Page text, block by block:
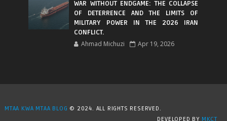
WAR WITHOUT ENDGAME: THE COLLAPSE
OF DETERRENCE AND THE LIMITS OF
MILITARY POWER IN THE 2026 IRAN
CONFLICT.
Ahmad Michuzi Apr 19, 2026
MTAA KWA MTAA BLOG © 2024. ALL RIGHTS RESERVED.
DEVELOPED BY MKCT